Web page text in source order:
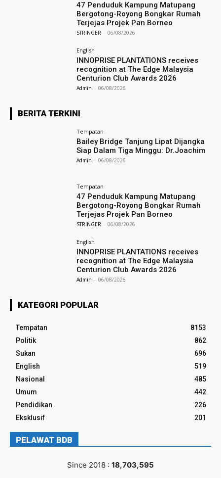
47 Penduduk Kampung Matupang
Bergotong-Royong Bongkar Rumah
Terjejas Projek Pan Borneo
STRINGER - 06/08/2026
English
INNOPRISE PLANTATIONS receives
recognition at The Edge Malaysia
Centurion Club Awards 2026
Admin - 06/08/2026
BERITA TERKINI
Tempatan
Bailey Bridge Tanjung Lipat Dijangka
Siap Dalam Tiga Minggu: Dr.Joachim
Admin - 06/08/2026
Tempatan
47 Penduduk Kampung Matupang
Bergotong-Royong Bongkar Rumah
Terjejas Projek Pan Borneo
STRINGER - 06/08/2026
English
INNOPRISE PLANTATIONS receives
recognition at The Edge Malaysia
Centurion Club Awards 2026
Admin - 06/08/2026
KATEGORI POPULAR
Tempatan
8153
Politik
862
Sukan
696
English
519
Nasional
485
Umum
442
Pendidikan
226
Eksklusif
201
PELAWAT BDB
Since 2018 : 18,703,595